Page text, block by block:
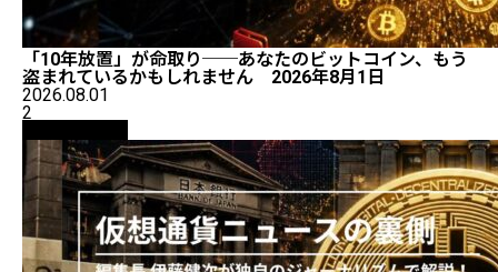
「10年放置」が命取り──あなたのビットコイン、もう
盗まれているかもしれません 2026年8月1日
2026.08.01
2